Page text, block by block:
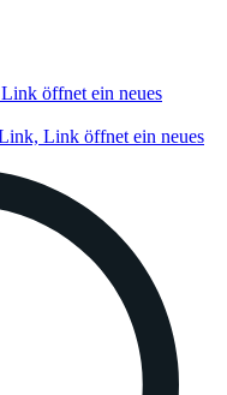
öffnet ein neues
Link öffnet ein neues